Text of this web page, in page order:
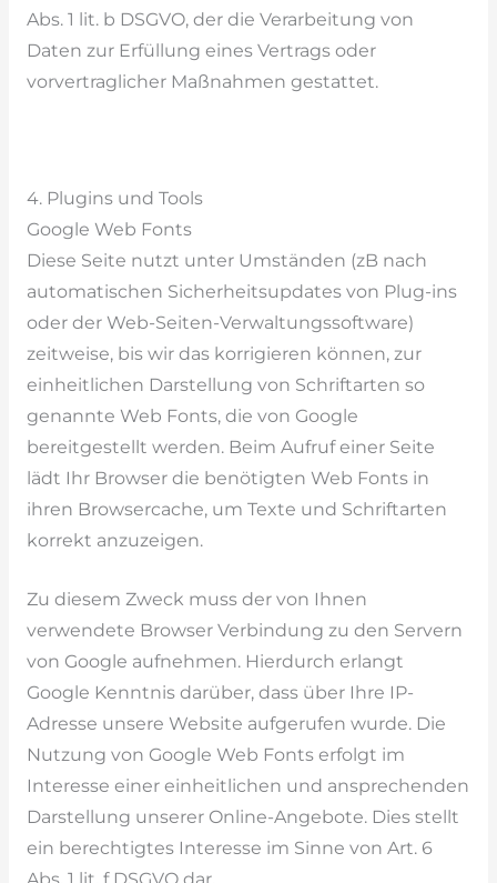
Abs. 1 lit. b DSGVO, der die Verarbeitung von
Daten zur Erfüllung eines Vertrags oder
vorvertraglicher Maßnahmen gestattet.
4. Plugins und Tools
Google Web Fonts
Diese Seite nutzt unter Umständen (zB nach
automatischen Sicherheitsupdates von Plug-ins
oder der Web-Seiten-Verwaltungssoftware)
zeitweise, bis wir das korrigieren können, zur
einheitlichen Darstellung von Schriftarten so
genannte Web Fonts, die von Google
bereitgestellt werden. Beim Aufruf einer Seite
lädt Ihr Browser die benötigten Web Fonts in
ihren Browsercache, um Texte und Schriftarten
korrekt anzuzeigen.
Zu diesem Zweck muss der von Ihnen
verwendete Browser Verbindung zu den Servern
von Google aufnehmen. Hierdurch erlangt
Google Kenntnis darüber, dass über Ihre IP-
Adresse unsere Website aufgerufen wurde. Die
Nutzung von Google Web Fonts erfolgt im
Interesse einer einheitlichen und ansprechenden
Darstellung unserer Online-Angebote. Dies stellt
ein berechtigtes Interesse im Sinne von Art. 6